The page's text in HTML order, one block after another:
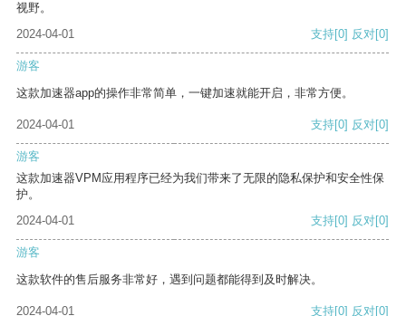
视野。
2024-04-01
支持[0] 反对[0]
游客
这款加速器app的操作非常简单，一键加速就能开启，非常方便。
2024-04-01 支持[0] 反对[0]
游客
这款加速器VPM应用程序已经为我们带来了无限的隐私保护和安全性保
护。
2024-04-01
支持[0] 反对[0]
游客
这款软件的售后服务非常好，遇到问题都能得到及时解决。
2024-04-01 支持[0] 反对[0]